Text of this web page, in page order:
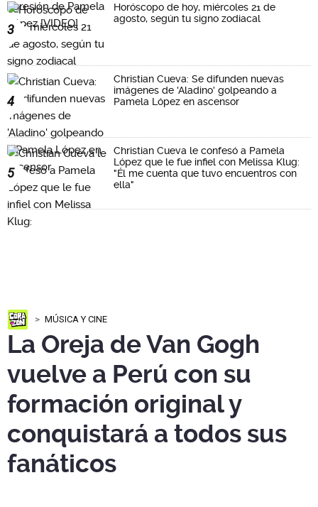
3
Horóscopo de hoy, miércoles 21 de
agosto, según tu signo zodiacal
4
Christian Cueva: Se difunden nuevas
imágenes de 'Aladino' golpeando a
Pamela López en ascensor
5
Christian Cueva le confesó a Pamela
López que le fue infiel con Melissa Klug:
"Él me cuenta que tuvo encuentros con
ella"
MÚSICA Y CINE
La Oreja de Van Gogh
vuelve a Perú con su
formación original y
conquistará a todos sus
fanáticos